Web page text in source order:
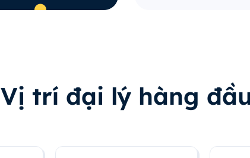
Vị trí đại lý hàng